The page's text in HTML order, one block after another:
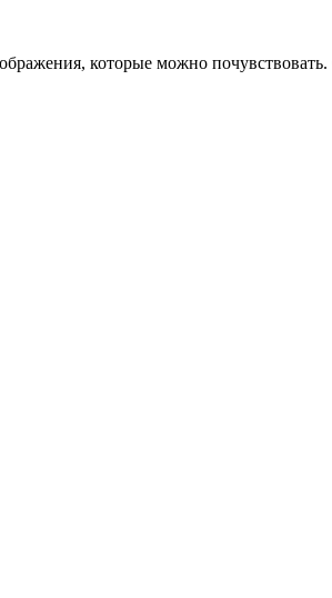
которые можно